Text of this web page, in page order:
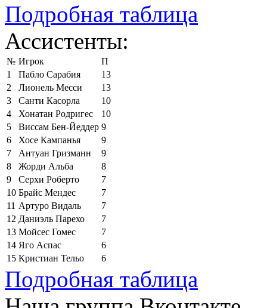
Подробная таблица
Ассистенты:
№ Игрок
П
1
Пабло Сарабия
13
2
Лионель Месси
13
3
Санти Касорла
10
4
Хонатан Родригес
10
5
Виссам Бен-Йеддер 9
6
Хосе Кампанья
9
7
Антуан Гризманн
9
8
Жорди Альба
8
9
Серхи Роберто
7
10 Брайс Мендес
7
11 Артуро Видаль
7
12 Даниэль Парехо
7
13 Мойсес Гомес
7
14 Яго Аспас
6
15 Кристиан Тельо 6
Подробная таблица